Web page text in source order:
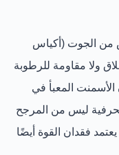
من الجوت (أكياس
ولا مقاومة للرطوبة
المعبأ في
ليس من المرجح
فقدان القوة أيضًا